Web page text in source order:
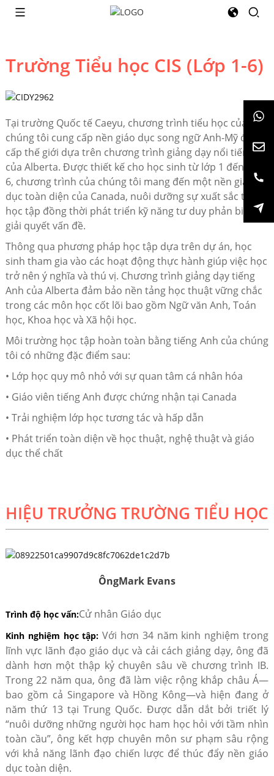
Trường Tiểu học CIS (Lớp 1-6)
Tại trường Quốc tế Caeyu, chương trình tiểu học của
chúng tôi cung cấp nền giáo dục song ngữ Anh-Mỹ đẳng
cấp thế giới dựa trên chương trình giảng dạy nổi tiếng
của Alberta. Được thiết kế cho học sinh từ lớp 1 đến lớp
6, chương trình của chúng tôi mang đến một nền giáo
dục toàn diện của Canada, nuôi dưỡng sự xuất sắc trong
học tập đồng thời phát triển kỹ năng tư duy phản biện và
giải quyết vấn đề.
Thông qua phương pháp học tập dựa trên dự án, học
sinh tham gia vào các hoạt động thực hành giúp việc học
trở nên ý nghĩa và thú vị. Chương trình giảng dạy tiếng
Anh của Alberta đảm bảo nền tảng học thuật vững chắc
trong các môn học cốt lõi bao gồm Ngữ văn Anh, Toán
học, Khoa học và Xã hội học.
Môi trường học tập hoàn toàn bằng tiếng Anh của chúng
tôi có những đặc điểm sau:
• Lớp học quy mô nhỏ với sự quan tâm cá nhân hóa
• Giáo viên tiếng Anh được chứng nhận tại Canada
• Trải nghiệm lớp học tương tác và hấp dẫn
• Phát triển toàn diện về học thuật, nghệ thuật và giáo
dục thể chất
HIỆU TRƯỞNG TRƯỜNG TIỂU HỌC
ÔngMark Evans
Trình độ học vấn:Cử nhân Giáo dục
Kinh nghiệm học tập: Với hơn 34 năm kinh nghiệm trong
lĩnh vực lãnh đạo giáo dục và cải cách giảng dạy, ông đã
dành hơn một thập kỷ chuyên sâu về chương trình IB.
Trong 22 năm qua, ông đã làm việc rộng khắp châu Á—
bao gồm cả Singapore và Hồng Kông—và hiện đang ở
năm thứ 13 tại Trung Quốc. Được dẫn dắt bởi triết lý
“nuôi dưỡng những người học ham học hỏi với tầm nhìn
toàn cầu”, ông kết hợp chuyên môn sư phạm sâu rộng
với khả năng lãnh đạo chiến lược để thúc đẩy nền giáo
dục toàn diện.